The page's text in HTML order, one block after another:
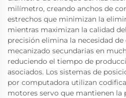
milímetro, creando anchos de
estrechos que minimizan la
mientras maximizan la calidad
precisión elimina la necesidad de
mecanizado secundarias en
reduciendo el tiempo de
asociados. Los sistemas de
por computadora utilizan
motores servo que mantienen la